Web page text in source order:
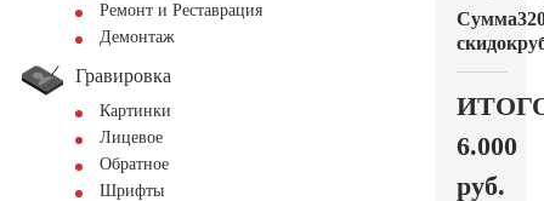
Ремонт и Реставрация
Демонтаж
Гравировка
Картинки
Лицевое
Обратное
Шрифты
Сумма
скидок
6.000
руб.